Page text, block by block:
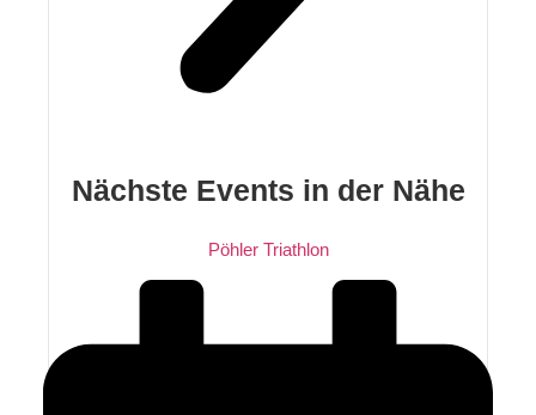
Nächste Events in der Nähe
Pöhler Triathlon